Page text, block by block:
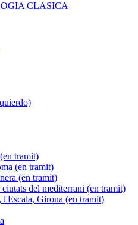
CLASICA
tramit)
(en tramit)
(en tramit)
del mediterrani (en tramit)
Girona (en tramit)